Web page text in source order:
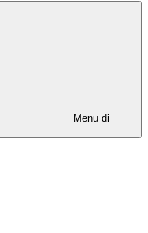
Menu di